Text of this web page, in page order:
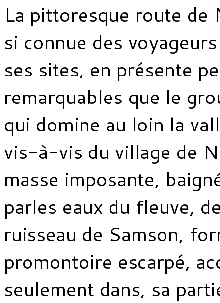
La pittoresque route de
si connue des
ses sites, en présente
remarquables que le
qui domine au loin la
vis-à-vis du village de
masse imposante,
parles eaux du fleuve,
ruisseau de Samson,
promontoire escarpé,
seulement dans, sa